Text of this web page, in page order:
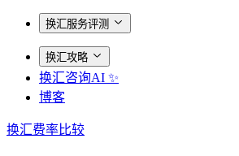
换汇服务评测
换汇攻略
换汇咨询AI ✨
博客
换汇费率比较